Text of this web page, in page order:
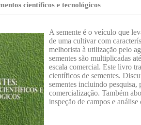
científicos e tecnológicos
A semente é o veículo que
de uma cultivar com
melhorista à utilização pelo
sementes são multiplicadas
escala comercial. Este livro
científicos de sementes.
sementes incluindo
comercialização. Também
inspeção de campos e análise